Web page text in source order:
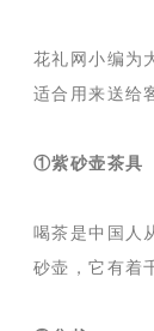
花礼网小编为
适合用来送给
①紫砂壶茶具
喝茶是中国人
砂壶，它有着